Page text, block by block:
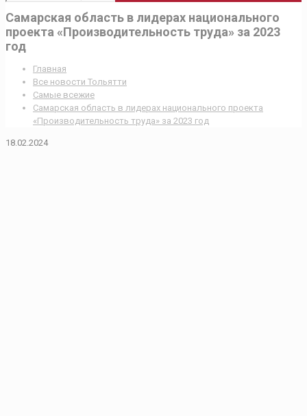
Самарская область в лидерах национального
проекта «Производительность труда» за 2023
год
Главная
Все новости Тольятти
Самые всежие
Самарская область в лидерах национального проекта
«Производительность труда» за 2023 год
18.02.2024